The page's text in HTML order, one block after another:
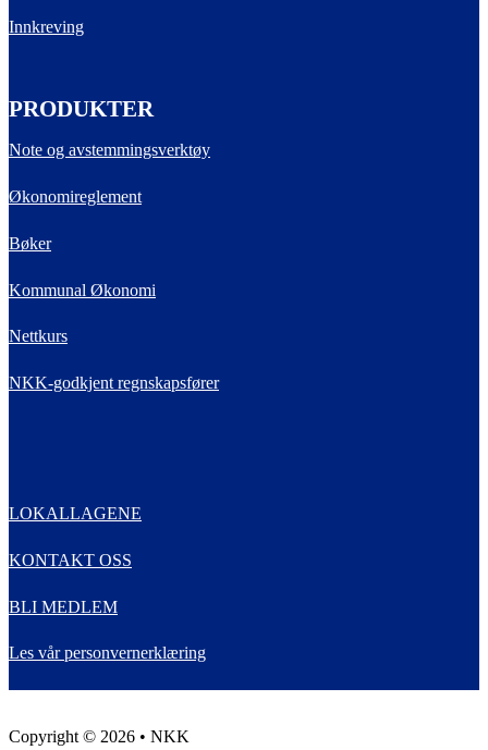
Innkreving
PRODUKTER
Note og avstemmingsverktøy
Økonomireglement
Bøker
Kommunal Økonomi
Nettkurs
NKK-godkjent regnskapsfører
LOKALLAGENE
KONTAKT OSS
BLI MEDLEM
Les vår personvernerklæring
Copyright © 2026 • NKK